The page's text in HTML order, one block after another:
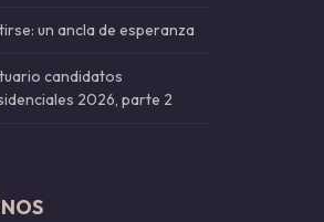
un ancla de esperanza
candidatos
2026, parte 2